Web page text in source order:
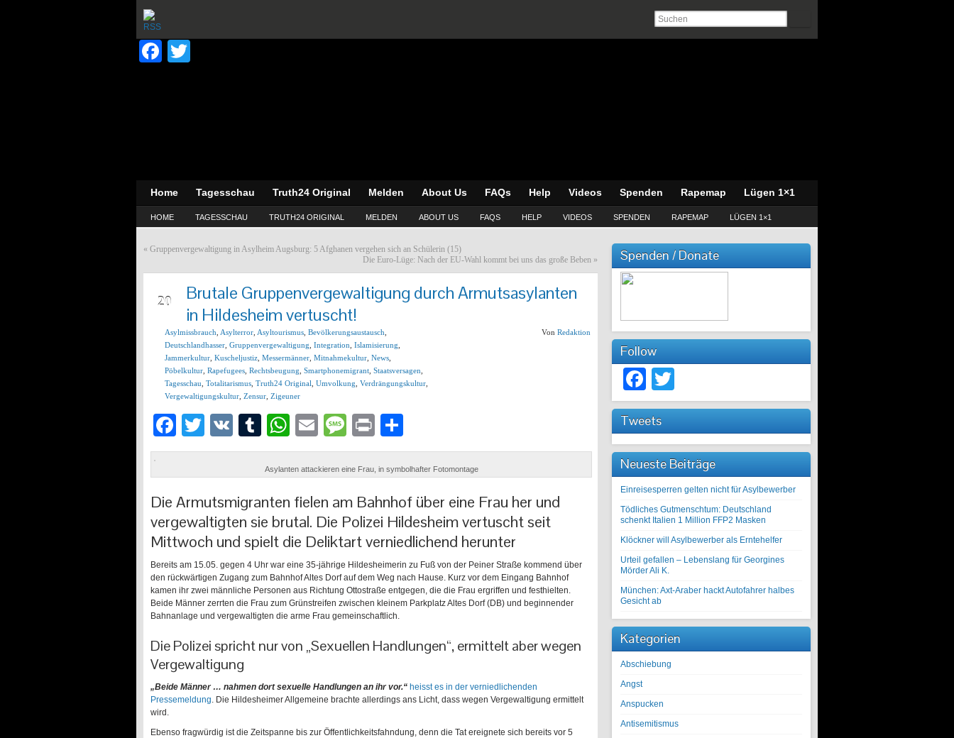
Facebook
Home Tagesschau Truth24 Original Melden About Us FAQs Help Videos Spenden Rapemap Lügen 1×1
HOME TAGESSCHAU TRUTH24 ORIGINAL MELDEN ABOUT US FAQS HELP VIDEOS SPENDEN RAPEMAP LÜGEN 1×1
« Gruppenvergewaltigung in Asylheim Augsburg: 5 Afghanen vergehen sich an Schülerin (15)
Die Euro-Lüge: Nach der EU-Wahl kommt bei uns das große Beben »
20
Brutale Gruppenvergewaltigung durch Armutsasylanten
in Hildesheim vertuscht!
Asylmissbrauch Asylterror Asyltourismus Bevölkerungsaustausch
Deutschlandhasser Gruppenvergewaltigung Integration Islamisierung
Jammerkultur Kuscheljustiz Messermänner Mitnahmekultur News
Pöbelkultur Rapefugees Rechtsbeugung Smartphonemigrant Staatsversagen
Tagesschau Totalitarismus Truth24 Original Umvolkung Verdrängungskultur
Vergewaltigungskultur Zensur Zigeuner
Von Redaktion
Facebook
Twitter
VK Tumblr
WhatsApp
EmailMessage
Print
Asylanten attackieren eine Frau, in symbolhafter Fotomontage
Die Armutsmigranten fielen am Bahnhof über eine Frau her und
vergewaltigten sie brutal. Die Polizei Hildesheim vertuscht seit
Mittwoch und spielt die Deliktart verniedlichend herunter
Bereits am 15.05. gegen 4 Uhr war eine 35-jährige Hildesheimerin zu Fuß von der Peiner Straße kommend über
den rückwärtigen Zugang zum Bahnhof Altes Dorf auf dem Weg nach Hause. Kurz vor dem Eingang Bahnhof
kamen ihr zwei männliche Personen aus Richtung Ottostraße entgegen, die die Frau ergriffen und festhielten.
Beide Männer zerrten die Frau zum Grünstreifen zwischen kleinem Parkplatz Altes Dorf (DB) und beginnender
Bahnanlage und vergewaltigten die arme Frau gemeinschaftlich.
Die Polizei spricht nur von „Sexuellen Handlungen“, ermittelt aber wegen
Vergewaltigung
„Beide Männer … nahmen dort sexuelle Handlungen an ihr vor.“ heisst es in der verniedlichenden
Pressemeldung. Die Hildesheimer Allgemeine brachte allerdings ans Licht, dass wegen Vergewaltigung ermittelt
wird.
Ebenso fragwürdig ist die Zeitspanne bis zur Öffentlichkeitsfahndung, denn die Tat ereignete sich bereits vor 5
Spenden / Donate
Follow
Facebook
Tweets
Neueste Beiträge
Einreisesperren gelten nicht für Asylbewerber
Tödliches Gutmenschtum: Deutschland
schenkt Italien 1 Million FFP2 Masken
Klöckner will Asylbewerber als Erntehelfer
Urteil gefallen – Lebenslang für Georgines
Mörder Ali K.
München: Axt-Araber hackt Autofahrer halbes
Gesicht ab
Kategorien
Abschiebung
Angst
Anspucken
Antisemitismus